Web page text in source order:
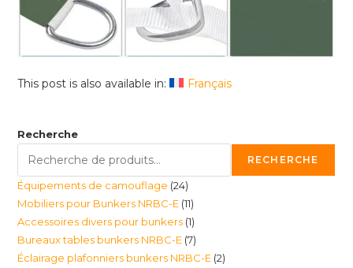
This post is also available in: Français
Recherche
RECHERCHE
Équipements de camouflage 2424
produits
Mobiliers pour Bunkers NRBC-E 1111
produits
Accessoires divers pour bunkers 11
produit
Bureaux tables bunkers NRBC-E 77
produits
Éclairage plafonniers bunkers NRBC-E 22